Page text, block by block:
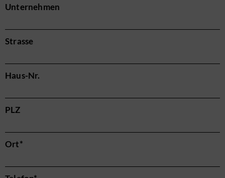
Unternehmen
Strasse
Haus-Nr.
PLZ
Pflichtfeld
Ort*